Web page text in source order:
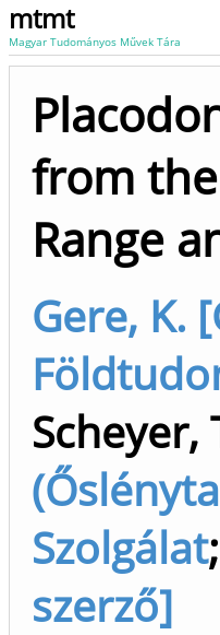
mtmt
Magyar Tudományos Művek Tára
from
Range
Gere, K.
Scheyer,
Szolgálat;
szerző]